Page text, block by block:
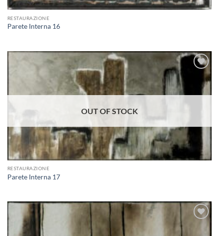
RESTAURAZIONE
Parete Interna 16
Aggiungi
alla lista
desideri
OUT OF STOCK
RESTAURAZIONE
Parete Interna 17